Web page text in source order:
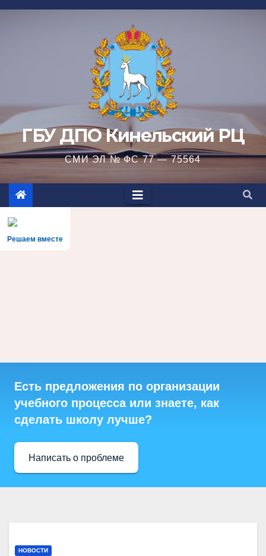
Перейти
ГБУ ДПО Кинельский РЦ
СМИ ЭЛ № ФС 77 — 75564
Решаем вместе
Есть предложения по организации
учебного процесса или знаете, как
сделать школу лучше?
Написать о проблеме
НОВОСТИ